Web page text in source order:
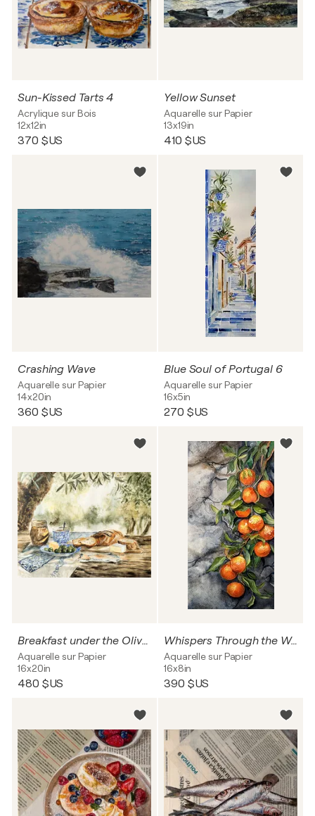
Sun-Kissed Tarts 4
Acrylique sur Bois
12x12in
370 $US
Yellow Sunset
Aquarelle sur Papier
13x19in
410 $US
Crashing Wave
Aquarelle sur Papier
14x20in
360 $US
Blue Soul of Portugal 6
Aquarelle sur Papier
16x5in
270 $US
Breakfast under the Olives
Aquarelle sur Papier
16x20in
480 $US
Whispers Through the Wall - Oranges
Aquarelle sur Papier
16x8in
390 $US